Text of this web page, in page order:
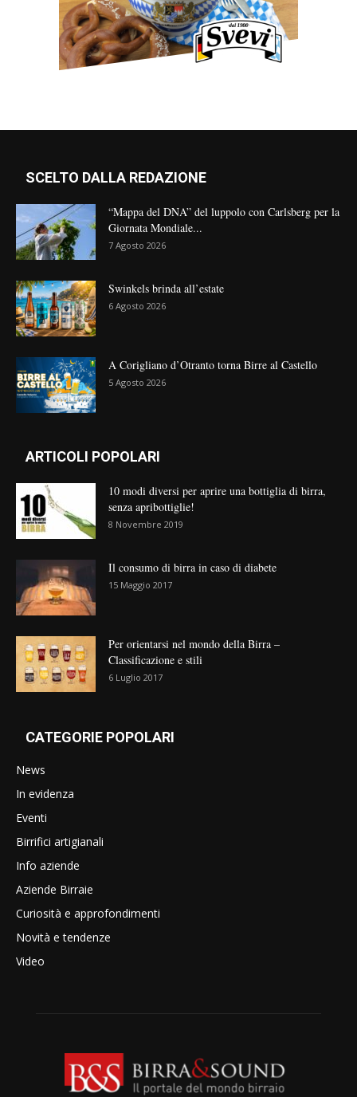
SCELTO DALLA REDAZIONE
“Mappa del DNA” del luppolo con Carlsberg per la
Giornata Mondiale...
7 Agosto 2026
Swinkels brinda all’estate
6 Agosto 2026
A Corigliano d’Otranto torna Birre al Castello
5 Agosto 2026
ARTICOLI POPOLARI
10 modi diversi per aprire una bottiglia di birra,
senza apribottiglie!
8 Novembre 2019
Il consumo di birra in caso di diabete
15 Maggio 2017
Per orientarsi nel mondo della Birra –
Classificazione e stili
6 Luglio 2017
CATEGORIE POPOLARI
News
In evidenza
Eventi
Birrifici artigianali
Info aziende
Aziende Birraie
Curiosità e approfondimenti
Novità e tendenze
Video